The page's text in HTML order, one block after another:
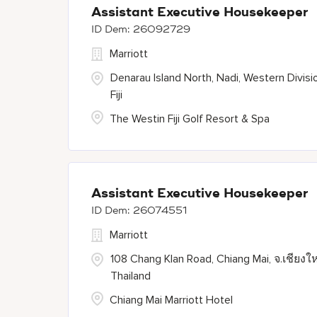
Assistant Executive Housekeeper
26092729
Denarau Island North, Nadi, Western
Fiji
Marriott
The Westin Fiji Golf Resort & Spa
Assistant Executive Housekeeper
26074551
108 Chang Klan Road, Chiang Mai, จ.เชียงใ
Thailand
Marriott
Chiang Mai Marriott Hotel